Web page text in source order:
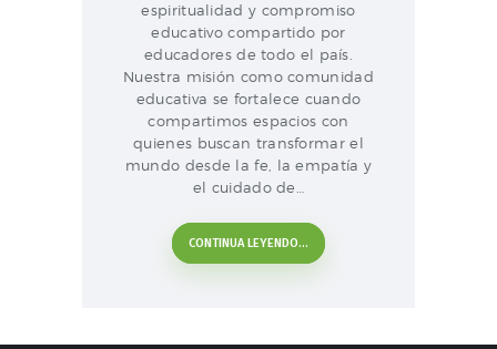
espiritualidad y compromiso
educativo compartido por
educadores de todo el país.
Nuestra misión como comunidad
educativa se fortalece cuando
compartimos espacios con
quienes buscan transformar el
mundo desde la fe, la empatía y
el cuidado de…
CONTINUA LEYENDO...